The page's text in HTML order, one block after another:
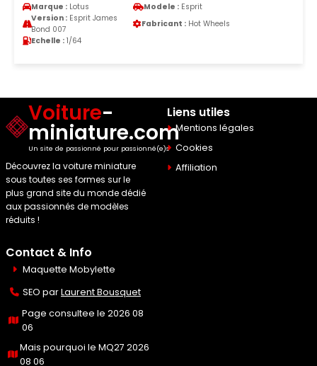
Marque : Lotus Modele : Esprit
Version : Esprit James
Bond 007
Fabricant : Hot Wheels
Echelle : 1/64
Voiture-
miniature.com
Un site de passionné pour passionné(e)s
Découvrez la voiture miniature
sous toutes ses formes sur le
plus grand site du monde dédié
aux passionnés de modèles
réduits !
Liens utiles
Mentions légales
Cookies
Affiliation
Contact & Info
Maquette Mobylette
SEO parLaurent Bousquet
Page consultee le 2026 08
06
Mais pourquoi le MQ27 2026
08 06